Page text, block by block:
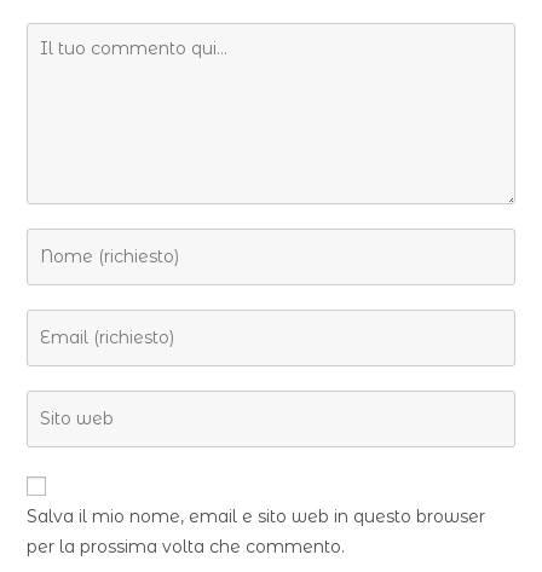
Salva il mio nome, email e sito web in questo browser
per la prossima volta che commento.